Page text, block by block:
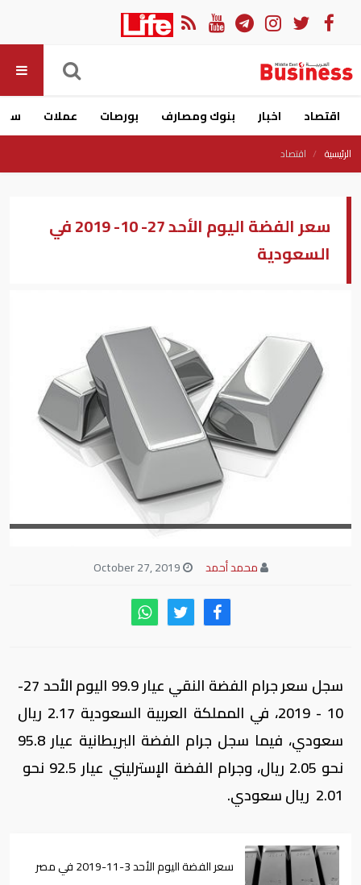
اقتصاد اخبار بنوك ومصارف بورصات عملات
الرئيسية اقتصاد
سعر الفضة اليوم الأحد 27- 10- 2019 في
السعودية
محمد أحمد
سجل سعر جرام الفضة النقي عيار 99.9 اليوم الأحد 27-
10 - 2019، في المملكة العربية السعودية 2.17 ريال
سعودي، فيما سجل جرام الفضة البريطانية عيار 95.8
نحو 2.05 ريال، وجرام الفضة الإسترليني عيار 92.5 نحو
2.01 ريال سعودي.
سعر الفضة اليوم الأحد 3-11-2019 في مصر